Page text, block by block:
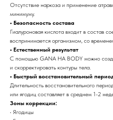
Отсутствие наркоза и применение
минимуму.
• Безопасность состава
Гиалуроновая кислота входит в состав
воспринимается организмом, со
• Естественный результат
С помощью GANA HA BODY можно
и скорректировать контуры тела.
• Быстрый восстановительный
Длительность восстановительного
или ягодиц составляет в среднем 1-2
Зоны коррекции:
• Ягодицы